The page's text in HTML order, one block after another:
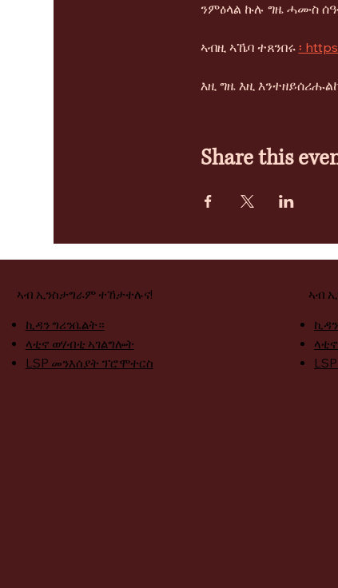
ንምዕላል ኩሉ ግዜ ሓሙስ
ኣብዚ ኣኼባ ተጸንበሩ ፡
እዚ ግዜ እዚ
Share this
ኣብ ኢንስታግራም ተኸታተሉና!
ኪዳን ግሪንቤልት።
ላቲኖ ወሃብቲ ኣገልግሎት
LSP መንእሰያት ፕሮሞተርስ
ኣብ